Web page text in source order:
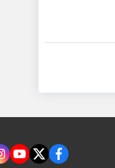
facebook
twitter